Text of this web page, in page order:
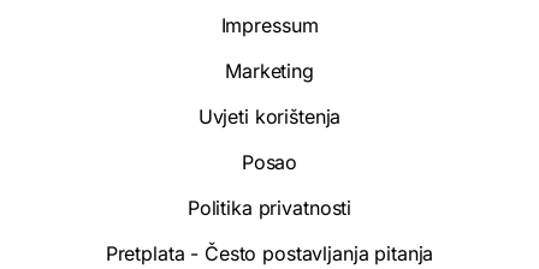
Impressum
Marketing
Uvjeti korištenja
Posao
Politika privatnosti
Pretplata - Često postavljanja pitanja